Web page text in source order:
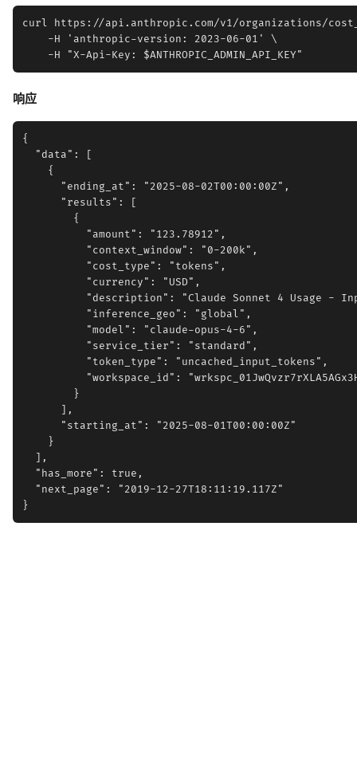
curl https://api.anthropic.com/v1/organizations/
    -H 'anthropic-version: 2023-06-01' \
响应
{
  "data": [
    {
      "ending_at": "2025-08-02T00:00:00Z",
      "results": [
        {
          "amount": "123.78912",
          "context_window": "0-200k",
          "cost_type": "tokens",
          "currency": "USD",
"description": "Claude Sonnet 4 Usage -
          "inference_geo": "global",
          "model": "claude-opus-4-6",
          "service_tier": "standard",
          "token_type": "uncached_input_tokens",
"workspace_id":
        }
      ],
      "starting_at": "2025-08-01T00:00:00Z"
    }
  ],
  "has_more": true,
  "next_page": "2019-12-27T18:11:19.117Z"